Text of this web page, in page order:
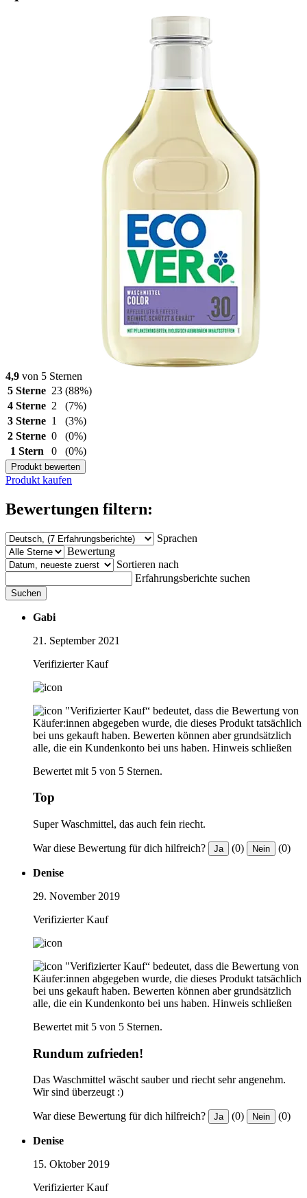
4,9 von 5 Sternen
5 Sterne 23 (88%)
4 Sterne 2
(7%)
3 Sterne 1
(3%)
2 Sterne 0
(0%)
1 Stern
0 (0%)
Produkt bewerten
Produkt kaufen
Bewertungen filtern:
Sprachen
Bewertung
Sortieren nach
Erfahrungsberichte suchen
Suchen
Gabi
21. September 2021
Verifizierter Kauf
"Verifizierter Kauf“ bedeutet, dass die Bewertung von
Käufer:innen abgegeben wurde, die dieses Produkt tatsächlich
bei uns gekauft haben. Bewerten können aber grundsätzlich
alle, die ein Kundenkonto bei uns haben. Hinweis schließen
Bewertet mit 5 von 5 Sternen.
Top
Super Waschmittel, das auch fein riecht.
War diese Bewertung für dich hilfreich? Ja (0) Nein (0)
Denise
29. November 2019
Verifizierter Kauf
"Verifizierter Kauf“ bedeutet, dass die Bewertung von
Käufer:innen abgegeben wurde, die dieses Produkt tatsächlich
bei uns gekauft haben. Bewerten können aber grundsätzlich
alle, die ein Kundenkonto bei uns haben. Hinweis schließen
Bewertet mit 5 von 5 Sternen.
Rundum zufrieden!
Das Waschmittel wäscht sauber und riecht sehr angenehm.
Wir sind überzeugt :)
War diese Bewertung für dich hilfreich? Ja (0) Nein (0)
Denise
15. Oktober 2019
Verifizierter Kauf